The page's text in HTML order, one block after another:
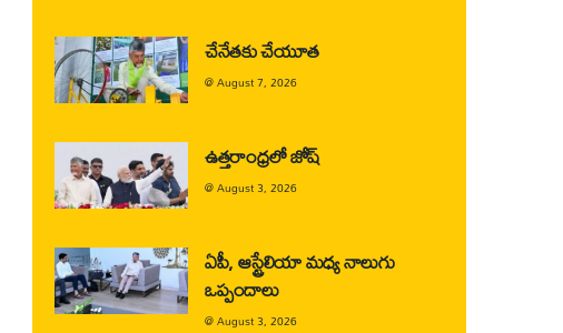
చేనేతకు చేయూత
@August 7, 2026
ఉత్తరాంధ్రలో జోష్
@August 3, 2026
ఏపీ, ఆస్ట్రేలియా మధ్య నాలుగు
ఒప్పందాలు
@August 3, 2026